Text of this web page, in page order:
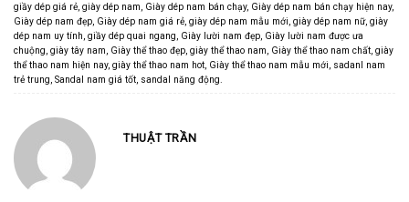
giầy dép giá rẻ, giày dép nam, Giày dép nam bán chạy, Giày dép nam bán chạy hiện nay,
Giày dép nam đẹp, Giày dép nam giá rẻ, giày dép nam mẫu mới, giày dép nam nữ, giày
dép nam uy tính, giầy dép quai ngang, Giày lười nam đẹp, Giày lười nam được ưa
chuộng, giày tây nam, Giày thể thao đẹp, giày thể thao nam, Giày thể thao nam chất, giày
thể thao nam hiện nay, giày thể thao nam hot, Giày thể thao nam mẫu mới, sadanl nam
trẻ trung, Sandal nam giá tốt, sandal năng động.
THUẬT TRẦN